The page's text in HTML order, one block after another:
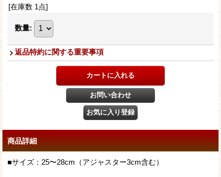
[在庫数 1点]
数量:
返品特約に関する重要事項
商品詳細
■サイズ：25〜28cm（アジャスター3cm含む）